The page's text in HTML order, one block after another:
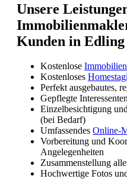
Unsere
Kunden in Edling
Kostenlose
Kostenloses
Perfekt ausgebautes,
Gepflegte
Einzelbesichtigung
(bei Bedarf)
Umfassendes Online-
Vorbereitung und
Angelegenheiten
Zusammenstellung
Hochwertige Fotos